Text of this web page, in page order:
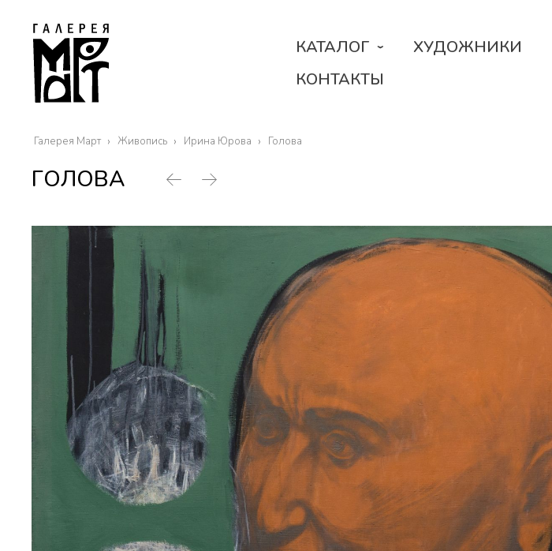
КАТАЛОГ ХУДОЖНИКИ
КОНТАКТЫ
Галерея Март Живопись Ирина Юрова Голова
ГОЛОВА